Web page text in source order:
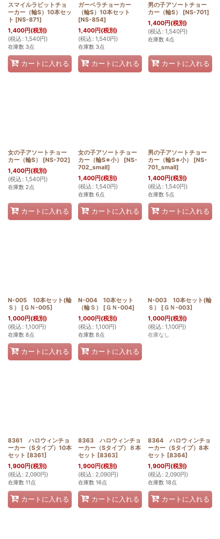
スマイルラビットチョ
ーカー（輪S）10本セッ
ト [NS-871]
1,400円(税別)
(税込 : 1,540円)
在庫数 3点
カートに入れる
ガーベラチョーカー
（輪S）10本セット
[NS-854]
1,400円(税別)
(税込 : 1,540円)
在庫数 3点
カートに入れる
男の子アソートチョー
カー（輪S）
[NS-701]
1,400円(税別)
(税込 : 1,540円)
在庫数 4点
カートに入れる
女の子アソートチョー
カー（輪S）
[NS-702]
1,400円(税別)
(税込 : 1,540円)
在庫数 2点
カートに入れる
女の子アソートチョー
カー（輪S※小）
[NS-
702_small]
1,400円(税別)
(税込 : 1,540円)
在庫数 6点
カートに入れる
男の子アソートチョー
カー（輪S※小）
[NS-
701_small]
1,400円(税別)
(税込 : 1,540円)
在庫数 5点
カートに入れる
N-005 10本セット(輪
Ｓ）
[ＧＮ-005]
1,000円(税別)
(税込 : 1,100円)
在庫数 8点
カートに入れる
N-004 10本セット
（輪Ｓ）
[ＧＮ-004]
1,000円(税別)
(税込 : 1,100円)
在庫数 8点
カートに入れる
N-003 10本セット(輪
Ｓ）
[ＧＮ-003]
1,000円(税別)
(税込 : 1,100円)
在庫なし
8361 ハロウィンチョ
ーカー（Sタイプ）10本
セット [8361]
1,900円(税別)
(税込 : 2,090円)
在庫数 11点
カートに入れる
8363 ハロウィンチョ
ーカー（Sタイプ）８本
セット [8363]
1,900円(税別)
(税込 : 2,090円)
在庫数 16点
カートに入れる
8364 ハロウィンチョ
ーカー（Sタイプ）8本
セット [8364]
1,900円(税別)
(税込 : 2,090円)
在庫数 18点
カートに入れる